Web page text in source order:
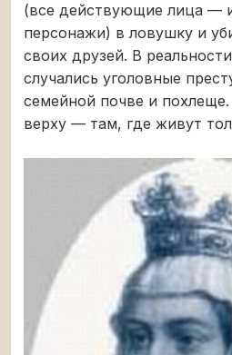
(все действующие лица —
персонажи) в ловушку и
своих друзей. В
случались уголовные
семейной почве и
верху — там, где живут